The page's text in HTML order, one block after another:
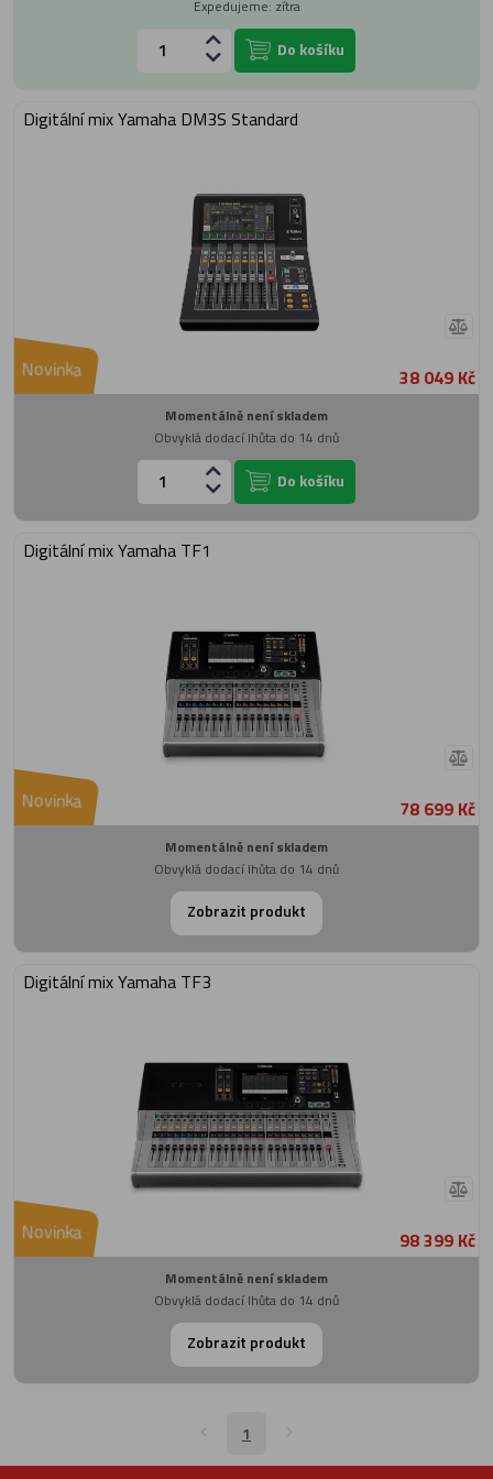
Expedujeme: zítra
Do košíku
Digitální mix Yamaha DM3S Standard
Novinka 38 049 Kč
Momentálně není skladem
Obvyklá dodací lhůta do 14 dnů
Do košíku
Digitální mix Yamaha TF1
Novinka 78 699 Kč
Momentálně není skladem
Obvyklá dodací lhůta do 14 dnů
Zobrazit produkt
Digitální mix Yamaha TF3
Novinka 98 399 Kč
Momentálně není skladem
Obvyklá dodací lhůta do 14 dnů
Zobrazit produkt
1